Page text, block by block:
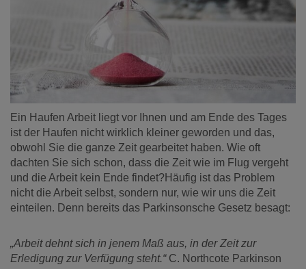
Ein Haufen Arbeit liegt vor Ihnen und am Ende des Tages
ist der Haufen nicht wirklich kleiner geworden und das,
obwohl Sie die ganze Zeit gearbeitet haben. Wie oft
dachten Sie sich schon, dass die Zeit wie im Flug vergeht
und die Arbeit kein Ende findet? Häufig ist das Problem
nicht die Arbeit selbst, sondern nur, wie wir uns die Zeit
einteilen. Denn bereits das Parkinsonsche Gesetz besagt:
„Arbeit dehnt sich in jenem Maß aus, in der Zeit zur
Erledigung zur Verfügung steht.“C. Northcote Parkinson